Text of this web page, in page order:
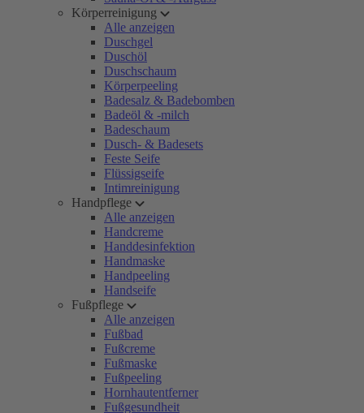
Körperreinigung
Alle anzeigen
Duschgel
Duschöl
Duschschaum
Körperpeeling
Badesalz & Badebomben
Badeöl & -milch
Badeschaum
Dusch- & Badesets
Feste Seife
Flüssigseife
Intimreinigung
Handpflege
Alle anzeigen
Handcreme
Handdesinfektion
Handmaske
Handpeeling
Handseife
Fußpflege
Alle anzeigen
Fußbad
Fußcreme
Fußmaske
Fußpeeling
Hornhautentferner
Fußgesundheit